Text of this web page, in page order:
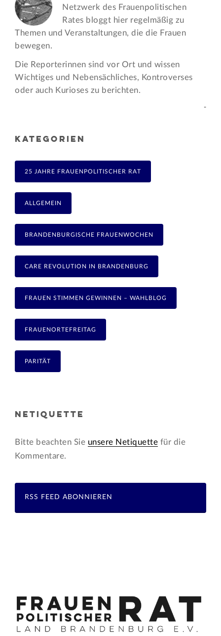
Netzwerk des Frauen­politischen
Rates bloggt hier regelmäßig zu
Themen und Veran­staltungen, die die Frauen
bewegen.
Die Reporterinnen sind vor Ort und wissen
Wichtiges und Nebensächliches, Kontroverses
oder auch Kurioses zu berichten.
-
KATEGORIEN
25 JAHRE FRAUENPOLITISCHER RAT
ALLGEMEIN
BRANDENBURGISCHE FRAUENWOCHEN
CARE REVOLUTION IN BRANDENBURG
FRAUEN STIMMEN GEWINNEN – WAHLBLOG
FRAUENORTEFREITAG
PARITÄT
NETIQUETTE
Bitte beachten Sie unsere Netiquette für die
Kommentare.
RSS FEED ABONNIEREN